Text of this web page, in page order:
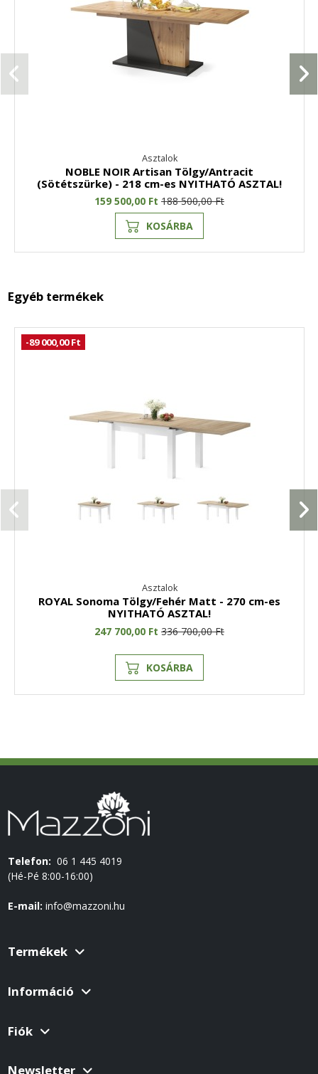
Asztalok
NOBLE NOIR Artisan Tölgy/Antracit
(Sötétszürke) - 218 cm-es NYITHATÓ ASZTAL!
159 500,00 Ft 188 500,00 Ft
KOSÁRBA
Egyéb termékek
-89 000,00 Ft
Asztalok
ROYAL Sonoma Tölgy/Fehér Matt - 270 cm-es
NYITHATÓ ASZTAL!
247 700,00 Ft 336 700,00 Ft
KOSÁRBA
Telefon: 06 1 445 4019
(Hé-Pé 8:00-16:00)
E-mail: info@mazzoni.hu
Termékek
Információ
Fiók
Newsletter